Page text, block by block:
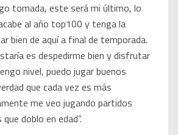
tomada, este será mi último, lo
al año top100 y tenga la
bien de aquí a final de temporada.
es despedirme bien y disfrutar
nivel, puedo jugar buenos
que cada vez es más
me veo jugando partidos
doblo en edad”.